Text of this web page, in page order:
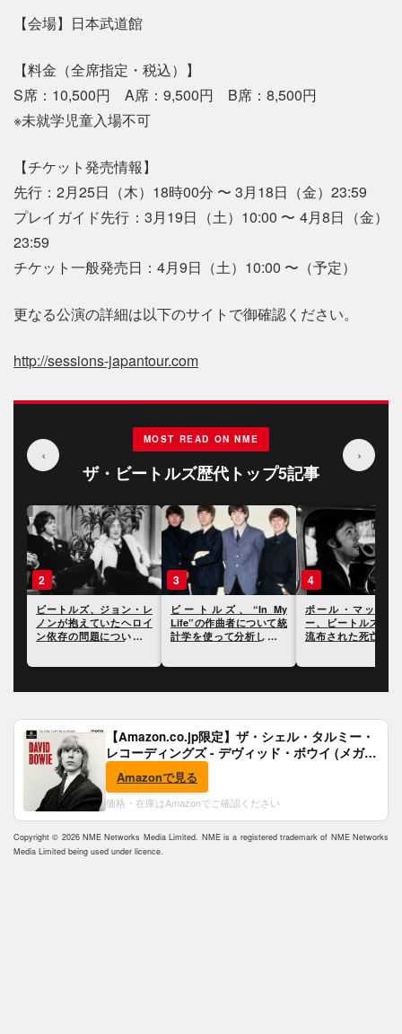
【会場】日本武道館
【料金（全席指定・税込）】
S席：10,500円 A席：9,500円 B席：8,500円
※未就学児童入場不可
【チケット発売情報】
先行：2月25日（木）18時00分 〜 3月18日（金）23:59
プレイガイド先行：3月19日（土）10:00 〜 4月8日（金）
23:59
チケット一般発売日：4月9日（土）10:00 〜（予定）
更なる公演の詳細は以下のサイトで御確認ください。
http://sessions-japantour.com
‹
MOST READ ON NME
ザ・ビートルズ歴代トップ5記事
›
3
ビートルズ、“In My
Life”の作曲者について統
計学を使って分析した研
4
ポール・マッカートニ
ー、ビートルズ解散時に
流布された死亡説につい
5
ビートルズ、ソニ
クチャーズによって
公認伝記映画が公
【Amazon.co.jp限定】ザ・シェル・タルミー・
レコーディングズ - デヴィッド・ボウイ (メガジ
ャケ付)
Amazonで見る
価格・在庫はAmazonでご確認ください
Copyright © 2026 NME Networks Media Limited. NME is a registered trademark of NME Networks
Media Limited being used under licence.